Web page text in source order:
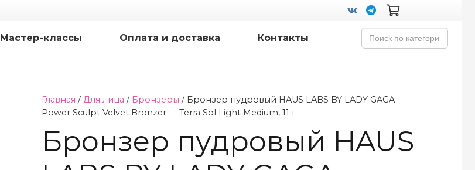
Мастер-классы Оплата и доставка Контакты
Search
for:
Главная / Для лица / Бронзеры / Бронзер пудровый HAUS LABS BY LADY GAGA
Power Sculpt Velvet Bronzer — Terra Sol Light Medium, 11 г
Бронзер пудровый HAUS